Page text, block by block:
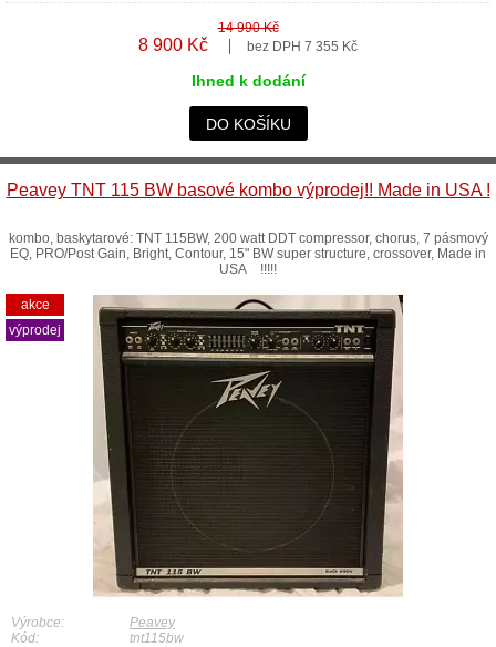
14 990 Kč
8 900 Kč bez DPH 7 355 Kč
Ihned k dodání
DO KOŠÍKU
Peavey TNT 115 BW basové kombo výprodej!! Made in USA !
kombo, baskytarové: TNT 115BW, 200 watt DDT compressor, chorus, 7 pásmový
EQ, PRO/Post Gain, Bright, Contour, 15" BW super structure, crossover, Made in
USA !!!!!
akce
výprodej
Výrobce:
Peavey
Kód:
tnt115bw